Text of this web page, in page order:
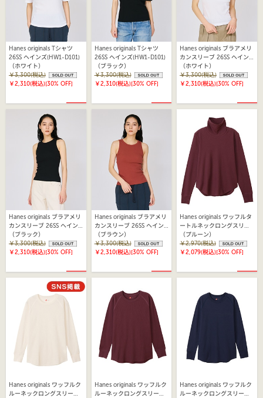
Hanes originals Tシャツ
26SS ヘインズ(HW1-D101)
（ホワイト）
￥3,300(税込)
￥2,310(税込)[30% OFF]
Hanes originals Tシャツ
26SS ヘインズ(HW1-D101)
（ブラック）
￥3,300(税込)
￥2,310(税込)[30% OFF]
Hanes originals ブラアメリ
カンスリーブ 26SS ヘイン
ズ(HW2-D113)
（ホワイト）
￥3,300(税込)
￥2,310(税込)[30% OFF]
Hanes originals ブラアメリ
カンスリーブ 26SS ヘイン
ズ(HW2-D113)
（ブラック）
￥3,300(税込)
￥2,310(税込)[30% OFF]
Hanes originals ブラアメリ
カンスリーブ 26SS ヘイン
ズ(HW2-D113)
（ブラウン）
￥3,300(税込)
￥2,310(税込)[30% OFF]
Hanes originals ワッフルタ
ートルネックロングスリー
ブTシャツ 25FW ヘインズ
(HW4-C502)
（プルーン）
￥2,970(税込)
￥2,079(税込)[30% OFF]
Hanes originals ワッフルク
ルーネックロングスリーブT
Hanes originals ワッフルク
ルーネックロングスリーブT
Hanes originals ワッフルク
ルーネックロングスリーブT